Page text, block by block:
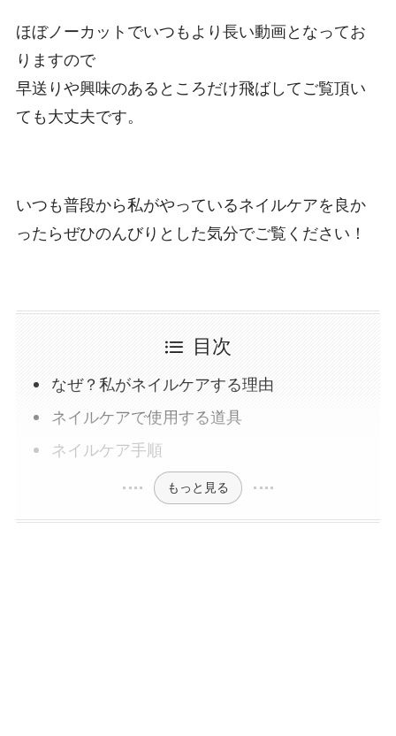
ほぼノーカットでいつもより長い動画となってお
りますので
早送りや興味のあるところだけ飛ばしてご覧頂い
ても大丈夫です。
いつも普段から私がやっているネイルケアを良か
ったらぜひのんびりとした気分でご覧ください！
目次
なぜ？私がネイルケアする理由
ネイルケアで使用する道具
ネイルケア手順
もっと見る